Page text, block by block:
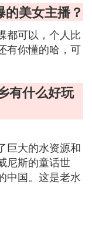
美女主播？
都可以，个人比
有你懂的哈，可
有什么好玩
巨大的水资源和
尼斯的童话世
中国。这是老水